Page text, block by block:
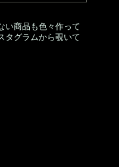
い商品も色々作って
タグラムから覗いて